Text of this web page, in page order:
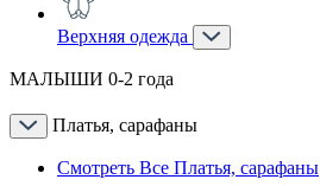
Верхняя одежда
МАЛЫШИ 0-2 года
Платья, сарафаны
Смотреть Все Платья, сарафаны